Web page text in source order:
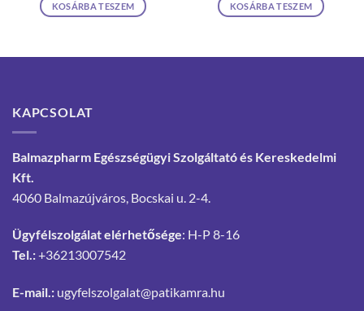
KOSÁRBA TESZEM KOSÁRBA TESZEM
KAPCSOLAT
Balmazpharm Egészségügyi Szolgáltató és Kereskedelmi
Kft.
4060 Balmazújváros, Bocskai u. 2-4.
Ügyfélszolgálat elérhetősége: H-P 8-16
Tel.:+36213007542
E-mail.: ugyfelszolgalat@patikamra.hu